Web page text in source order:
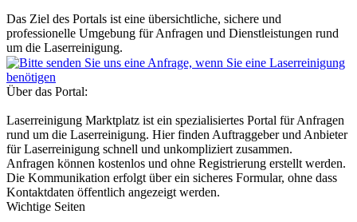
Das Ziel des Portals ist eine übersichtliche, sichere und
professionelle Umgebung für Anfragen und Dienstleistungen rund
um die Laserreinigung.
Über das Portal:
Laserreinigung Marktplatz ist ein spezialisiertes Portal für Anfragen
rund um die Laserreinigung. Hier finden Auftraggeber und Anbieter
für Laserreinigung schnell und unkompliziert zusammen.
Anfragen können kostenlos und ohne Registrierung erstellt werden.
Die Kommunikation erfolgt über ein sicheres Formular, ohne dass
Kontaktdaten öffentlich angezeigt werden.
Wichtige Seiten